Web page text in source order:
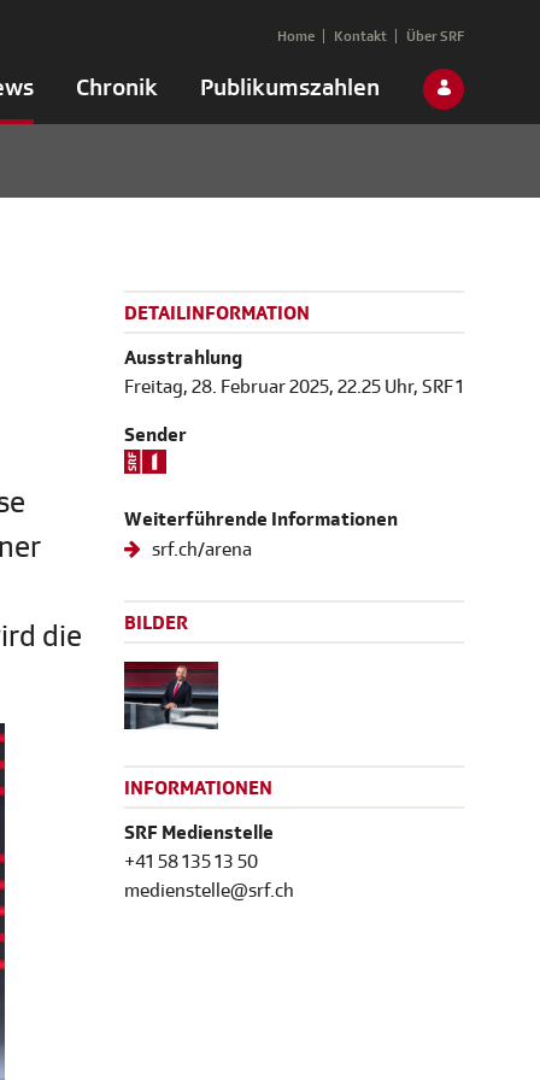
Chronik Publikumszahlen
Home Kontakt Über SRF
die
DETAILINFORMATION
Ausstrahlung
Freitag, 28. Februar 2025, 22.25 Uhr, SRF 1
Sender
Weiterführende Informationen
srf.ch/arena
BILDER
INFORMATIONEN
SRF Medienstelle
+41 58 135 13 50
medienstelle@srf.ch